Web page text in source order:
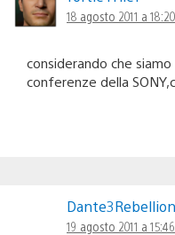
18 agosto 2011 a 18:20
considerando che
conferenze della
Dante3Rebellion
19 agosto 2011 a 15:46